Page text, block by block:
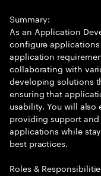
Summary:
As an Application
configure
application
collaborating with
developing solutions
ensuring that
usability. You will
providing support
applications while
best practices.
Roles &